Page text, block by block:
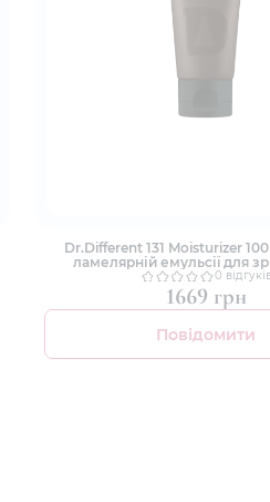
Dr.Different 131 Moisturizer
ламелярній емульсії для
0
1669 грн
Повідомити